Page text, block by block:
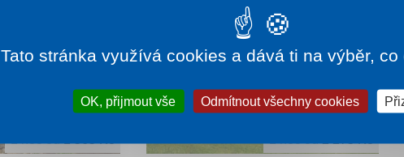
Tato stránka využívá cookies a dává ti na výběr,
OK, přijmout vše Odmítnout všechny cookies